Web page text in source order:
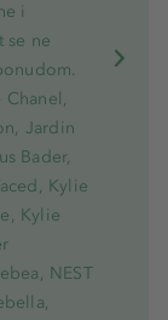
i
se ne
Jardin
Bader,
Kylie
Kylie
NEST